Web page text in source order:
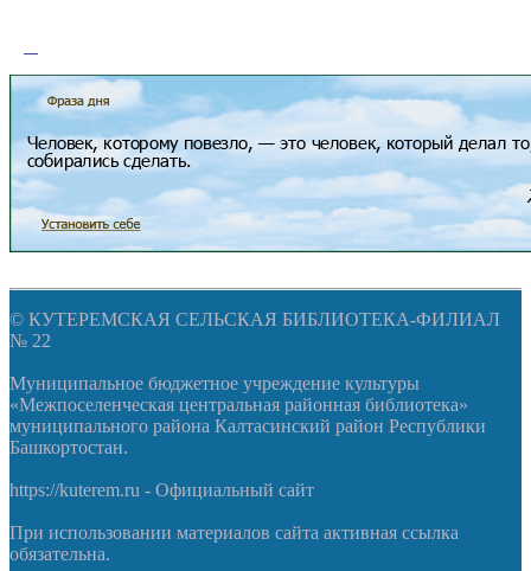
© КУТЕРЕМСКАЯ СЕЛЬСКАЯ БИБЛИОТЕКА-ФИЛИАЛ
№ 22
Муниципальное бюджетное учреждение культуры
«Межпоселенческая центральная районная библиотека»
муниципального района Калтасинский район Республики
Башкортостан.
https://kuterem.ru - Официальный сайт
При использовании материалов сайта активная ссылка
обязательна.